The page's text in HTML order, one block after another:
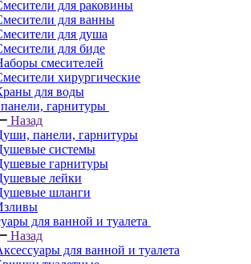
для раковины
для ванны
для душа
для биде
смесителей
хирургические
для воды
гарнитуры
Назад
панели, гарнитуры
системы
гарнитуры
лейки
шланги
для ванной и туалета
Назад
для ванной и туалета